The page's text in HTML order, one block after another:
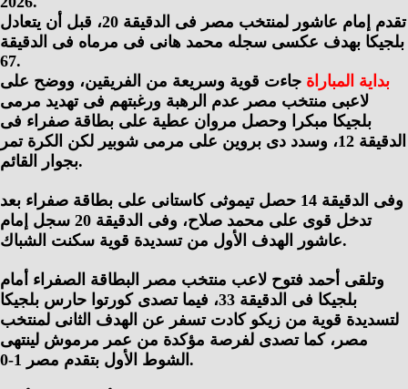
تقدم إمام عاشور لمنتخب مصر فى الدقيقة 20، قبل أن يتعادل
بلجيكا بهدف عكسى سجله محمد هانى فى مرماه فى الدقيقة
67.
بداية المباراة جاءت قوية وسريعة من الفريقين، ووضح على
لاعبى منتخب مصر عدم الرهبة ورغبتهم فى تهديد مرمى
بلجيكا مبكرا وحصل مروان عطية على بطاقة صفراء فى
الدقيقة 12، وسدد دى بروين على مرمى شوبير لكن الكرة تمر
بجوار القائم.
وفى الدقيقة 14 حصل تيموثى كاستانى على بطاقة صفراء بعد
تدخل قوى على محمد صلاح، وفى الدقيقة 20 سجل إمام
عاشور الهدف الأول من تسديدة قوية سكنت الشباك.
وتلقى أحمد فتوح لاعب منتخب مصر البطاقة الصفراء أمام
بلجيكا فى الدقيقة 33، فيما تصدى كورتوا حارس بلجيكا
لتسديدة قوية من زيكو كادت تسفر عن الهدف الثانى لمنتخب
مصر، كما تصدى لفرصة مؤكدة من عمر مرموش لينتهى
الشوط الأول بتقدم مصر 1-0.